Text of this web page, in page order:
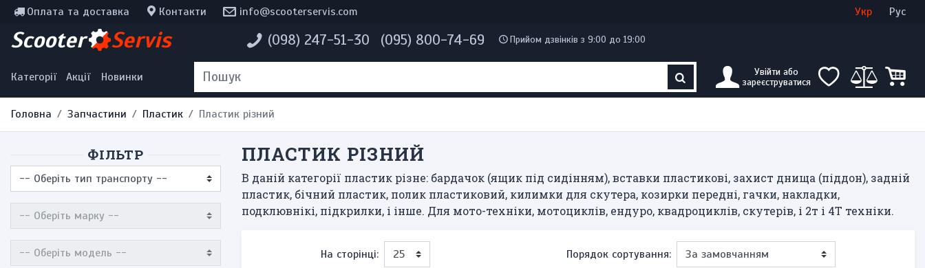
Оплата та доставка Контакти info@scooterservis.com Укр Рус
Scooter Servis (098) 247-51-30 (095) 800-74-69 Прийом дзвінків з 9:00 до 19:00
Категорії Акції Новинки
Увійти або
зареєструватися
Інструменти, мотохімія
Наклейки
Одяг та екіпірування
Головна Запчастини Пластик Пластик різний
ФІЛЬТР ПЛАСТИК РІЗНИЙ
В даній категорії пластик різне: бардачок (ящик під сидінням), вставки пластикові, захист днища (піддон), задній
пластик, бічний пластик, полик пластиковий, килимки для скутера, козирки передні, гачки, накладки,
подклювнікі, підкрилки, і інше. Для мото-техніки, мотоциклів, ендуро, квадроциклів, скутерів, і 2т і 4Т техніки.
На сторінці: Порядок сортування: